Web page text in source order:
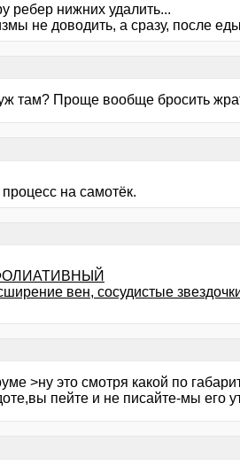
ребер нижних удалить...
не доводить, а сразу, после
там? Проще вообще бросить
процесс на самотёк.
вен, сосудистые
>ну это смотря какой по
пейте и не писайте-мы его